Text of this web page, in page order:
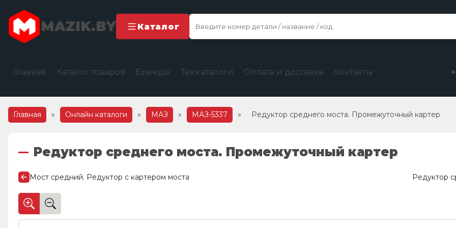
MAZIK.BY Каталог
Главная Каталог товаров Бренды Тех.каталоги Оплата и доставка Контакты
Главная » Онлайн каталоги » МАЗ » МАЗ-5337 » Редуктор среднего моста. Промежуточный картер
Редуктор среднего моста. Промежуточный картер
Мост средний. Редуктор с картером моста Редуктор